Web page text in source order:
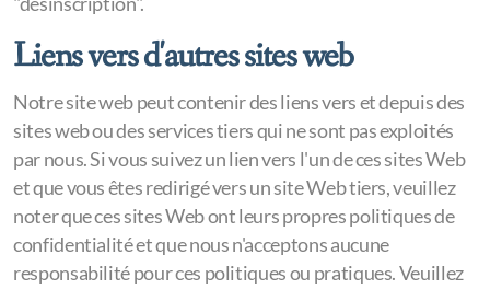
Liens vers d'autres sites web
Notre site web peut contenir des liens vers et depuis des
sites web ou des services tiers qui ne sont pas exploités
par nous. Si vous suivez un lien vers l'un de ces sites Web
et que vous êtes redirigé vers un site Web tiers, veuillez
noter que ces sites Web ont leurs propres politiques de
confidentialité et que nous n'acceptons aucune
responsabilité pour ces politiques ou pratiques. Veuillez